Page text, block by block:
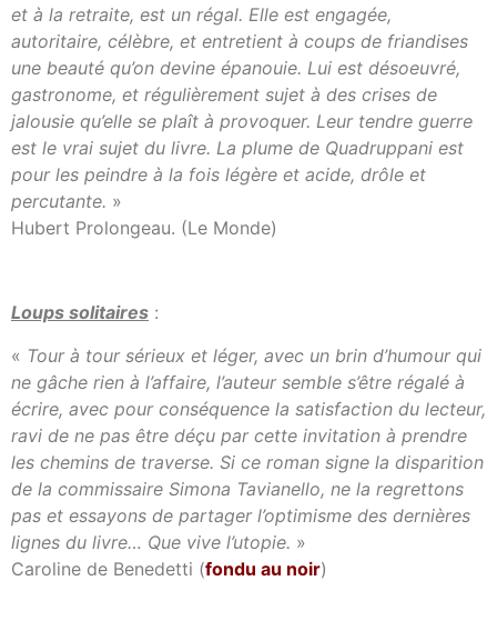
et à la retraite, est un régal. Elle est engagée,
autoritaire, célèbre, et entretient à coups de friandises
une beauté qu’on devine épanouie. Lui est désoeuvré,
gastronome, et régulièrement sujet à des crises de
jalousie qu’elle se plaît à provoquer. Leur tendre guerre
est le vrai sujet du livre. La plume de Quadruppani est
pour les peindre à la fois légère et acide, drôle et
percutante. »
Hubert Prolongeau. (Le Monde)
Loups solitaires :
« Tour à tour sérieux et léger, avec un brin d’humour qui
ne gâche rien à l’affaire, l’auteur semble s’être régalé à
écrire, avec pour conséquence la satisfaction du lecteur,
ravi de ne pas être déçu par cette invitation à prendre
les chemins de traverse. Si ce roman signe la disparition
de la commissaire Simona Tavianello, ne la regrettons
pas et essayons de partager l’optimisme des dernières
lignes du livre… Que vive l’utopie. »
Caroline de Benedetti (fondu au noir)